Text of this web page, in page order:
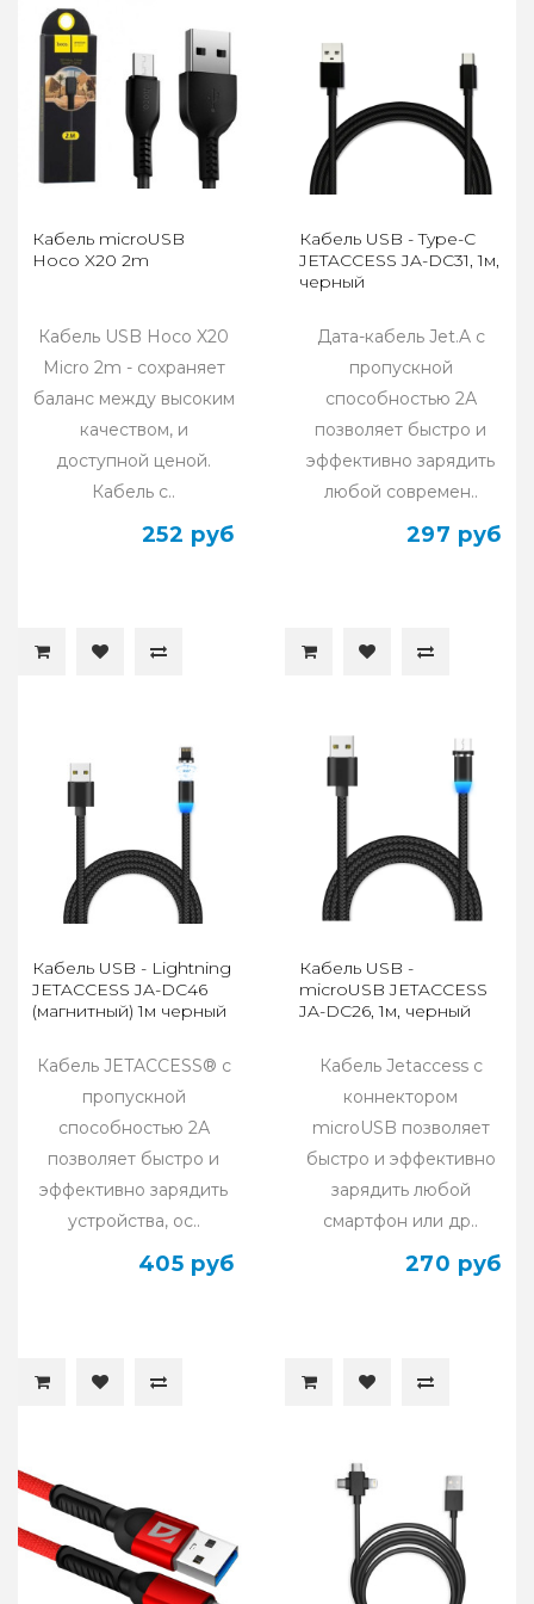
Кабель microUSB
Hoco X20 2m
Кабель USB Hoco X20
Micro 2m - сохраняет
баланс между высоким
качеством, и
доступной ценой.
Кабель с..
252 руб
Кабель USB - Type-C
JETACCESS JA-DC31, 1м,
черный
Дата-кабель Jet.A с
пропускной
способностью 2А
позволяет быстро и
эффективно зарядить
любой современ..
297 руб
Кабель USB - Lightning
JETACCESS JA-DC46
(магнитный) 1м черный
Кабель JETACCESS® с
пропускной
способностью 2А
позволяет быстро и
эффективно зарядить
устройства, ос..
405 руб
Кабель USB -
microUSB JETACCESS
JA-DC26, 1м, черный
Кабель Jetaccess с
коннектором
microUSB позволяет
быстро и эффективно
зарядить любой
смартфон или др..
270 руб